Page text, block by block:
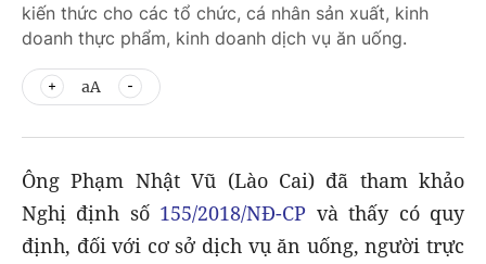
kiến thức cho các tổ chức, cá nhân sản xuất, kinh
doanh thực phẩm, kinh doanh dịch vụ ăn uống.
aA
Ông Phạm Nhật Vũ (Lào Cai) đã tham khảo
Nghị định số 155/2018/NĐ-CP và thấy có quy
định, đối với cơ sở dịch vụ ăn uống, người trực